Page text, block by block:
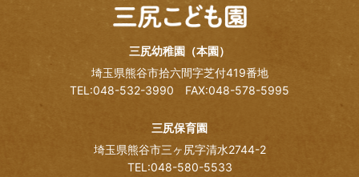
三尻幼稚園（本園）
埼玉県熊谷市拾六間字芝付419番地
TEL:048-532-3990 FAX:048-578-5995
三尻保育園
埼玉県熊谷市三ヶ尻字清水2744-2
TEL:048-580-5533